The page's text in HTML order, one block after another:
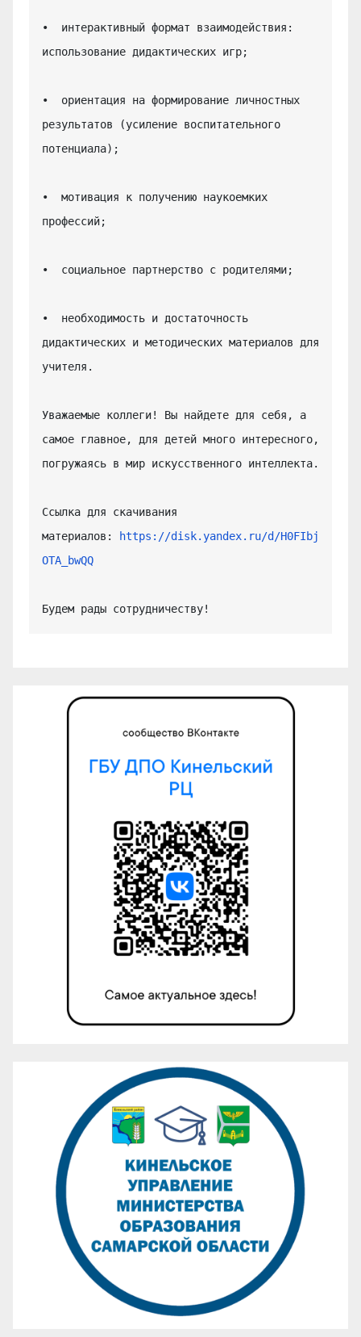
•  интерактивный формат взаимодействия:
использование дидактических игр;
•  ориентация на формирование личностных
результатов (усиление воспитательного
потенциала);
•  мотивация к получению наукоемких
профессий;
•  социальное партнерство с родителями;
•  необходимость и достаточность
дидактических и методических материалов для
учителя.
Уважаемые коллеги! Вы найдете для себя, а
самое главное, для детей много интересного,
погружаясь в мир искусственного интеллекта.
Ссылка для скачивания
материалов:
https://disk.yandex.ru/d/H0FIbj
OTA_bwQQ
Будем рады сотрудничеству!